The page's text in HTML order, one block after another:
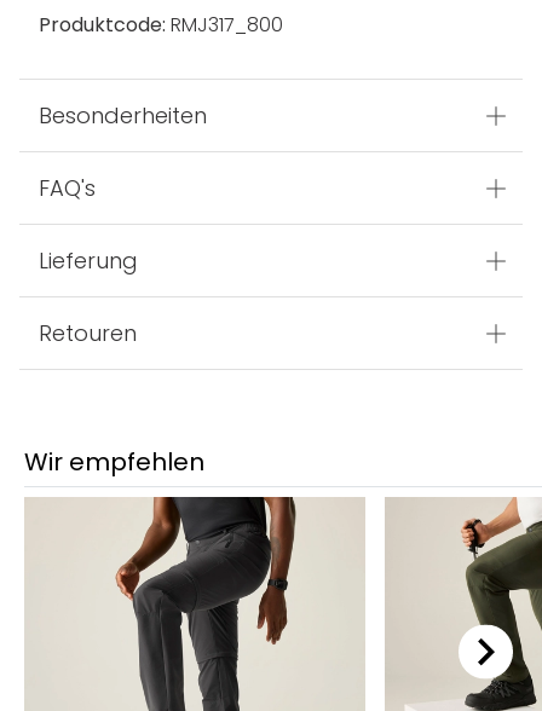
Produktcode: RMJ317_800
Besonderheiten
FAQ's
Lieferung
Retouren
Wir empfehlen